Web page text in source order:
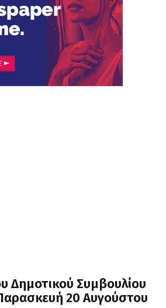
Δημοτικού Συμβουλίου
20 Αυγούστου